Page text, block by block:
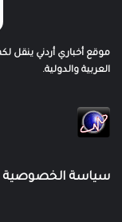
موقع أخباري أردني ينقل لكم
العربية والدولية.
سياسة الخصوصية